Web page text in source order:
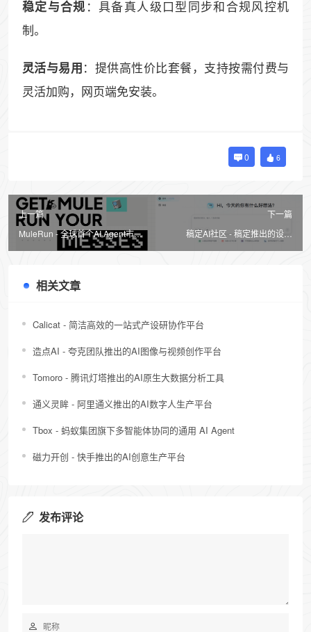
稳定与合规 ：具备真人级口型同步和合规风控机
制。
灵活与易用：提供高性价比套餐，支持按需付费与
灵活加购，网页端免安装。
0 6
上一篇
MuleRun - 全球首个AI Agent市
场，提供即插即用AI工具
下一篇
稿定AI社区 - 稿定推出的设计
相关文章
Calicat - 简洁高效的一站式产设研协作平台
造点AI - 夸克团队推出的AI图像与视频创作平台
Tomoro - 腾讯灯塔推出的AI原生大数据分析工具
通义灵眸 - 阿里通义推出的AI数字人生产平台
Tbox - 蚂蚁集团旗下多智能体协同的通用 AI Agent
磁力开创 - 快手推出的AI创意生产平台
发布评论